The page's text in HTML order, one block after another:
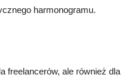
harmonogramu.
freelancerów, ale również dla